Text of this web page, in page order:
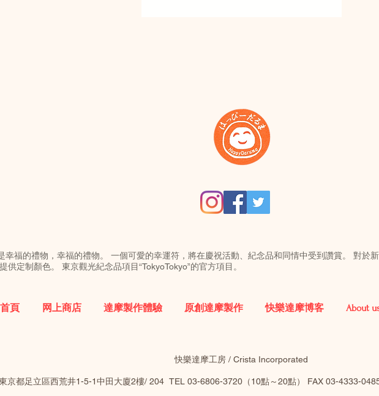
幸福的禮物，幸福的禮物。 一個可愛的幸運符，將在慶祝活動、紀念品和同情中受到讚賞。 對於
供定制顏色。 東京觀光紀念品項目“TokyoTokyo”的官方項目。
首頁 网上商店 達摩製作體驗 原創達摩製作 快樂達摩博客 About
快樂達摩工房 / Crista Incorporated
京都足立區西荒井1-5-1中田大廈2樓/ 204 TEL 03-6806-3720（10點～20點）​ FAX 03-4333-